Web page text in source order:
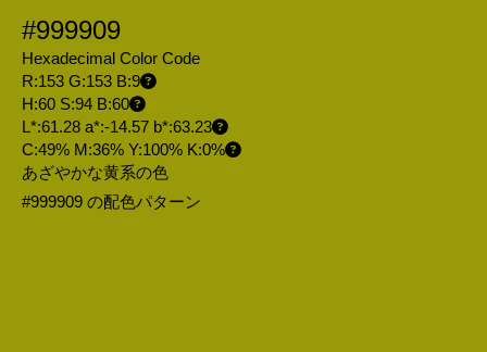
#999909
Hexadecimal Color Code
R:153 G:153 B:9
H:60 S:94 B:60
L*:61.28 a*:-14.57 b*:63.23
C:49% M:36% Y:100% K:0%
あざやかな黄系の色
#999909 の配色パターン